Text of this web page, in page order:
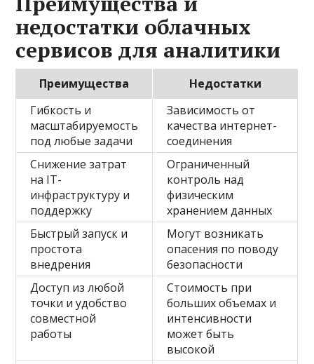
недостатки облачных
сервисов для аналитики
Преимущества
Недостатки
Гибкость и
масштабируемость
под любые задачи
Зависимость от
качества интернет-
соединения
Снижение затрат
на IT-
инфраструктуру и
поддержку
Ограниченный
контроль над
физическим
хранением данных
Быстрый запуск и
простота
внедрения
Могут возникать
опасения по поводу
безопасности
Доступ из любой
точки и удобство
совместной
работы
Стоимость при
больших объемах и
интенсивности
может быть
высокой